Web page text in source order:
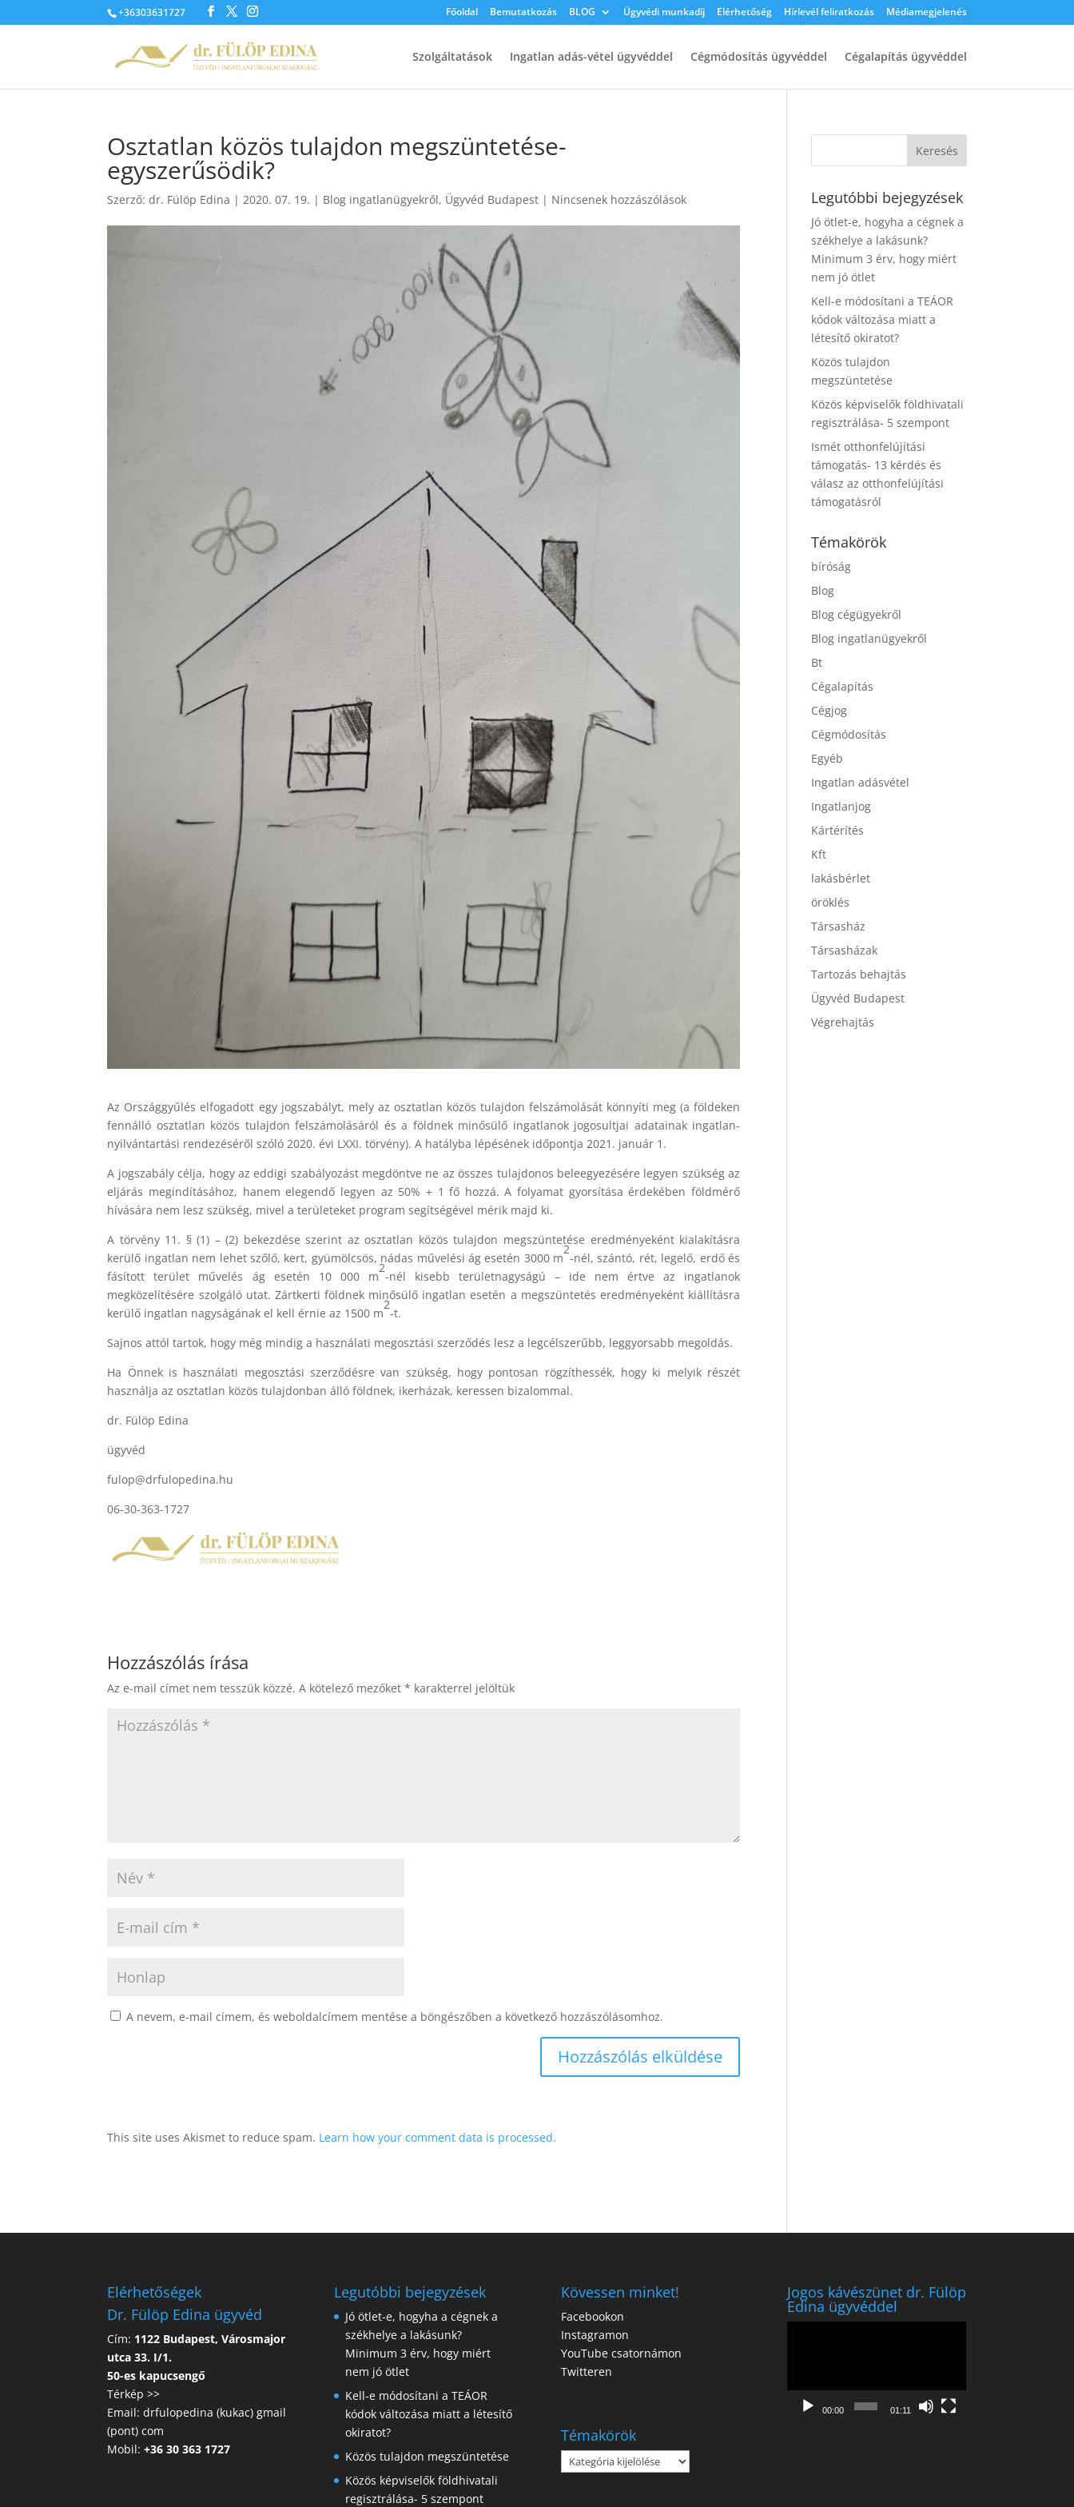
+36303631727 Főoldal Bemutatkozás BLOG Ügyvédi munkadíj Elérhetőség Hírlevél feliratkozás Médiamegjelenés
Szolgáltatások Ingatlan adás-vétel ügyvéddel Cégmódosítás ügyvéddel Cégalapítás ügyvéddel
Osztatlan közös tulajdon megszüntetése-
egyszerűsödik?
Szerző:dr. Fülöp Edina |2020. 07. 19. | Blog ingatlanügyekről, Ügyvéd Budapest | Nincsenek hozzászólások
Az Országgyűlés elfogadott egy jogszabályt, mely az osztatlan közös tulajdon felszámolását könnyíti meg (a földeken
fennálló osztatlan közös tulajdon felszámolásáról és a földnek minősülő ingatlanok jogosultjai adatainak ingatlan-
nyilvántartási rendezéséről szóló 2020. évi LXXI. törvény). A hatályba lépésének időpontja 2021. január 1.
A jogszabály célja, hogy az eddigi szabályozást megdöntve ne az összes tulajdonos beleegyezésére legyen szükség az
eljárás megindításához, hanem elegendő legyen az 50% + 1 fő hozzá. A folyamat gyorsítása érdekében földmérő
hívására nem lesz szükség, mivel a területeket program segítségével mérik majd ki.
A törvény 11. § (1) – (2) bekezdése szerint az osztatlan közös tulajdon megszüntetése eredményeként kialakításra
kerülő ingatlan nem lehet szőlő, kert, gyümölcsös, nádas művelési ág esetén 3000 m
2
-nél, szántó, rét, legelő, erdő és
fásított terület művelés ág esetén 10 000 m
2
-nél kisebb területnagyságú – ide nem értve az ingatlanok
megközelítésére szolgáló utat. Zártkerti földnek minősülő ingatlan esetén a megszüntetés eredményeként kiállításra
kerülő ingatlan nagyságának el kell érnie az 1500 m
2
-t.
Sajnos attól tartok, hogy még mindig a használati megosztási szerződés lesz a legcélszerűbb, leggyorsabb megoldás.
Ha Önnek is használati megosztási szerződésre van szükség, hogy pontosan rögzíthessék, hogy ki melyik részét
használja az osztatlan közös tulajdonban álló földnek, ikerházak, keressen bizalommal.
dr. Fülöp Edina
ügyvéd
fulop@drfulopedina.hu
06-30-363-1727
Hozzászólás írása
Az e-mail címet nem tesszük közzé. A kötelező mezőket* karakterrel jelöltük
A nevem, e-mail címem, és weboldalcímem mentése a böngészőben a következő hozzászólásomhoz.
This site uses Akismet to reduce spam. Learn how your comment data is processed.
Legutóbbi bejegyzések
Jó ötlet-e, hogyha a cégnek a
székhelye a lakásunk?
Minimum 3 érv, hogy miért
nem jó ötlet
Kell-e módosítani a TEÁOR
kódok változása miatt a
létesítő okiratot?
Közös tulajdon
megszüntetése
Közös képviselők földhivatali
regisztrálása- 5 szempont
Ismét otthonfelújítási
támogatás- 13 kérdés és
válasz az otthonfelújítási
támogatásról
Témakörök
bíróság
Blog
Blog cégügyekről
Blog ingatlanügyekről
Bt
Cégalapítás
Cégjog
Cégmódosítás
Egyéb
Ingatlan adásvétel
Ingatlanjog
Kártérítés
Kft
lakásbérlet
öröklés
Társasház
Társasházak
Tartozás behajtás
Ügyvéd Budapest
Végrehajtás
Elérhetőségek
Dr. Fülöp Edina ügyvéd
Cím: 1122 Budapest, Városmajor
utca 33. I/1.
50-es kapucsengő
Térkép >>
Email: drfulopedina (kukac) gmail
(pont) com
Mobil:+36 30 363 1727
Legutóbbi bejegyzések
Jó ötlet-e, hogyha a cégnek a
székhelye a lakásunk?
Minimum 3 érv, hogy miért
nem jó ötlet
Kell-e módosítani a TEÁOR
kódok változása miatt a létesítő
okiratot?
Közös tulajdon megszüntetése
Közös képviselők földhivatali
regisztrálása- 5 szempont
Kövessen minket!
Facebookon
Instagramon
YouTube csatornámon
Twitteren
Témakörök
Témakörök
Jogos kávészünet dr. Fülöp
Edina ügyvéddel
00:00 01:11